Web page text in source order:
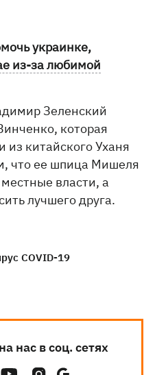
украинке,
из-за любимой
Зеленский
которая
из китайского Уханя
что ее шпица Мишеля
власти, а
лучшего друга.
COVID-19
нас в соц. сетях